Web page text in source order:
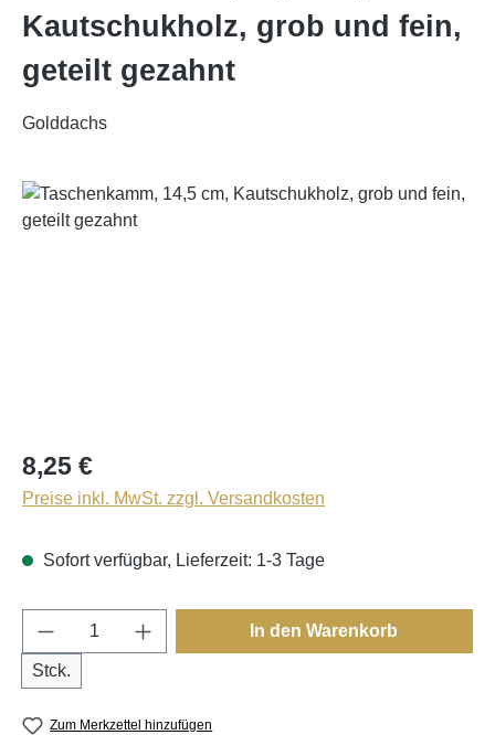
Kautschukholz, grob und fein,
geteilt gezahnt
Golddachs
Bildergalerie überspringen
8,25 €
Preise inkl. MwSt. zzgl. Versandkosten
Sofort verfügbar, Lieferzeit: 1-3 Tage
Produkt Anzahl: Gib den gewünschten
Stck.
In den Warenkorb
Zum Merkzettel hinzufügen